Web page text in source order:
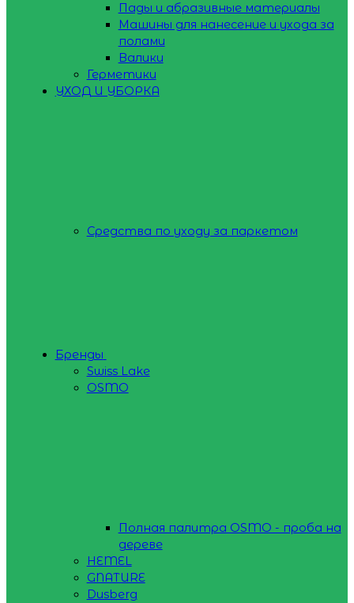
Пады и абразивные материалы
Машины для нанесение и ухода за
полами
Валики
Герметики
УХОД И УБОРКА
Средства по уходу за паркетом
Бренды
Swiss Lake
OSMO
Полная палитра OSMO - проба на
дереве
HEMEL
GNATURE
Dusberg